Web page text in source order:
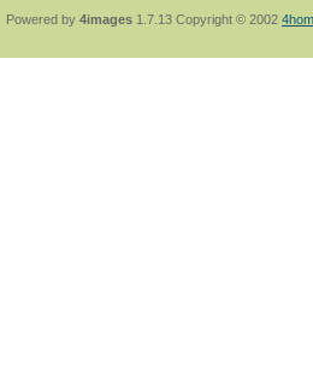
jan-lukas:geschrieben am: 28. 4. 2026 -
Powered by 4images 1.7.13 Copyright © 2002